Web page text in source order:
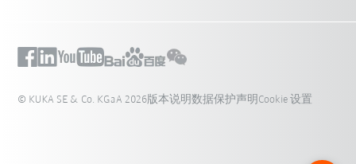
© KUKA SE & Co. KGaA 2026版本说明数据保护声明 Cookie 设置